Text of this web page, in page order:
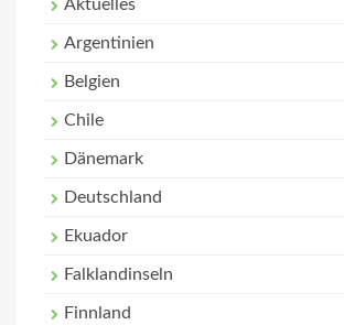
Aktuelles
Argentinien
Belgien
Chile
Dänemark
Deutschland
Ekuador
Falklandinseln
Finnland